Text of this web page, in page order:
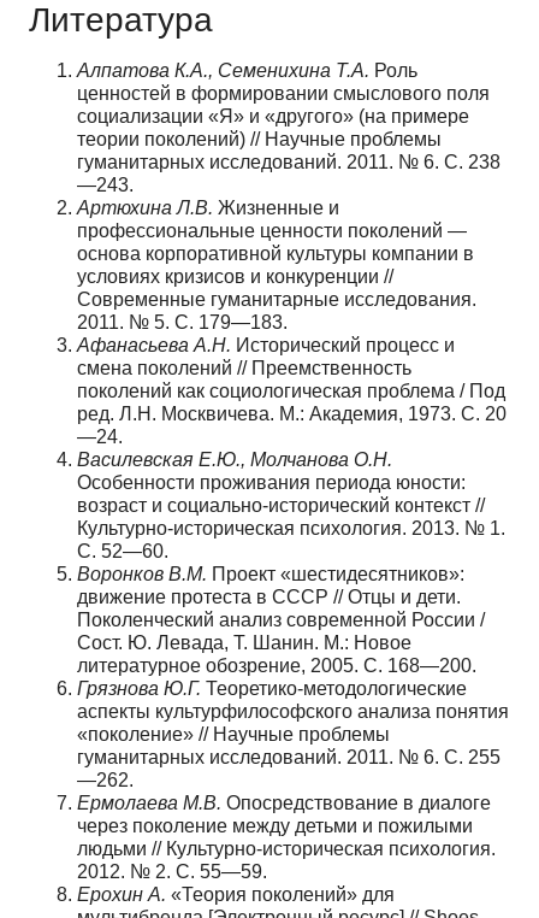
Литература
Алпатова К.А., Семенихина Т.А. Роль
ценностей в формировании смыслового поля
социализации «Я» и «другого» (на примере
теории поколений) // Научные проблемы
гуманитарных исследований. 2011. № 6. С. 238
—243.
Артюхина Л.В. Жизненные и
профессиональные ценности поколений —
основа корпоративной культуры компании в
условиях кризисов и конкуренции //
Современные гуманитарные исследования.
2011. № 5. С. 179—183.
Афанасьева А.Н. Исторический процесс и
смена поколений // Преемственность
поколений как социологическая проблема / Под
ред. Л.Н. Москвичева. М.: Академия, 1973. С. 20
—24.
Василевская Е.Ю., Молчанова О.Н.
Особенности проживания периода юности:
возраст и социально-исторический контекст //
Культурно-историческая психология. 2013. № 1.
C. 52—60.
Воронков В.М. Проект «шестидесятников»:
движение протеста в СССР // Отцы и дети.
Поколенческий анализ современной России /
Сост. Ю. Левада, Т. Шанин. М.: Новое
литературное обозрение, 2005. С. 168—200.
Грязнова Ю.Г. Теоретико-методологические
аспекты культурфилософского анализа понятия
«поколение» // Научные проблемы
гуманитарных исследований. 2011. № 6. С. 255
—262.
Ермолаева М.В. Опосредствование в диалоге
через поколение между детьми и пожилыми
людьми // Культурно-историческая психология.
2012. № 2. C. 55—59.
Ерохин А. «Теория поколений» для